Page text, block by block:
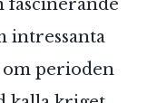
fascinerande
intressanta
perioden